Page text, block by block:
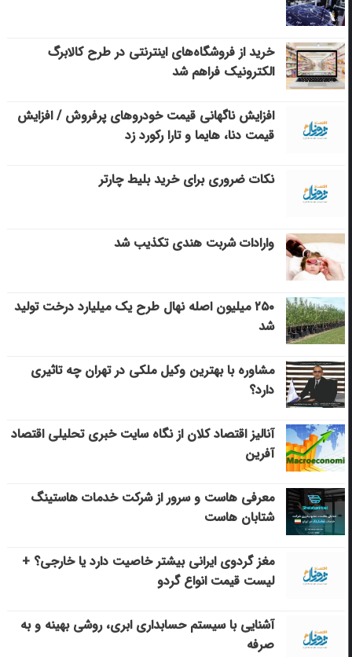
خرید از فروشگاه‌های اینترنتی در طرح کالابرگ
الکترونیک فراهم شد
افزایش ناگهانی قیمت خودروهای پرفروش / افزایش
قیمت دنا، هایما و تارا رکورد زد
نکات ضروری برای خرید بلیط چارتر
وارادات شربت هندی تکذیب شد
۲۵۰ میلیون اصله نهال طرح یک میلیارد درخت تولید
شد
مشاوره با بهترین وکیل ملکی در تهران چه تاثیری
دارد؟
آنالیز اقتصاد کلان از نگاه سایت خبری تحلیلی اقتصاد
آفرین
معرفی هاست و سرور از شرکت خدمات هاستینگ
شتابان هاست
مغز گردوی ایرانی بیشتر خاصیت دارد یا خارجی؟ +
لیست قیمت انواع گردو
آشنایی با سیستم حسابداری ابری، روشی بهینه و به
صرفه